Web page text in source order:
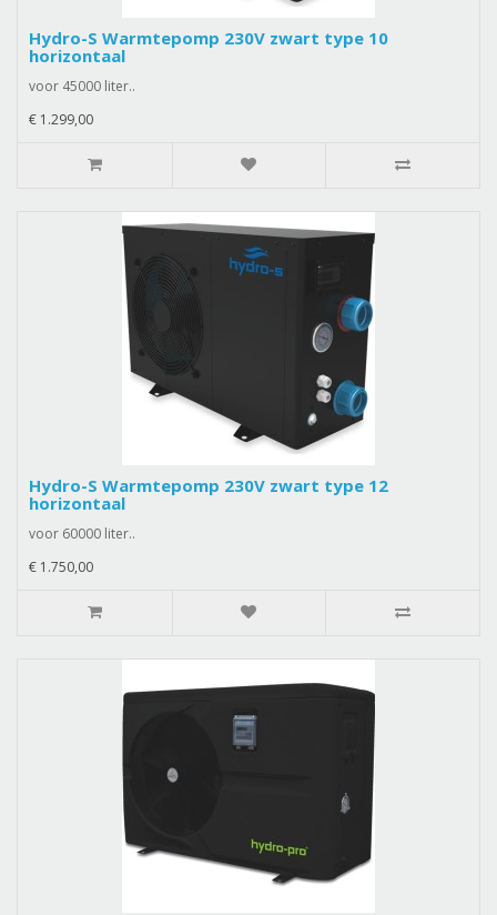
Hydro-S Warmtepomp 230V zwart type 10
horizontaal
voor 45000 liter..
€ 1.299,00
Hydro-S Warmtepomp 230V zwart type 12
horizontaal
voor 60000 liter..
€ 1.750,00